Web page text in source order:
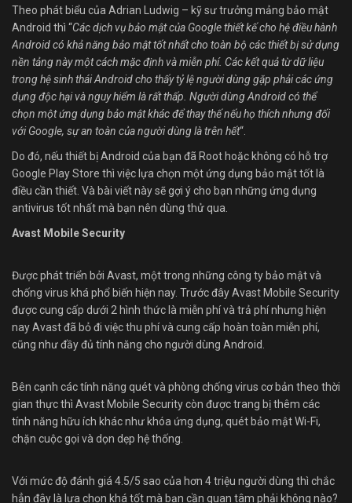
Theo phát biểu của Adrian Ludwig – kỹ sư trưởng mảng bảo mật
Android thì “Các dịch vụ bảo mật của Google thiết kế cho hệ điều hành
Android có khả năng bảo mật tốt nhất cho toàn bộ các thiết bị sử dụng
nền tảng này một cách mặc định và miễn phí. Các kết quả từ dữ liệu
trong hệ sinh thái Android cho thấy tỷ lệ người dùng gặp phải các ứng
dụng độc hại và nguy hiểm là rất thấp. Người dùng Android có thể
chọn một ứng dụng bảo mật khác để thay thế nếu họ thích nhưng đối
với Google, sự an toàn của người dùng là trên hết“.
Do đó, nếu thiết bị Android của bạn đã Root hoặc không có hỗ trợ
Google Play Store thì việc lựa chọn một ứng dụng bảo mật tốt là
điều cần thiết. Và bài viết này sẽ gợi ý cho bạn những ứng dụng
antivirus tốt nhất mà bạn nên dùng thử qua.
Avast Mobile Security
Được phát triển bởi Avast, một trong những công ty bảo mật và
chống virus khá phổ biến hiện nay. Trước đây Avast Mobile Security
được cung cấp dưới 2 hình thức là miễn phí và trả phí nhưng hiện
nay Avast đã bỏ đi việc thu phí và cung cấp hoàn toàn miễn phí,
cũng như đầy đủ tính năng cho người dùng Android.
Bên cạnh các tính năng quét và phòng chống virus cơ bản theo thời
gian thực thì Avast Mobile Security còn được trang bị thêm các
tính năng hữu ích khác như khóa ứng dụng, quét bảo mật Wi-Fi,
chặn cuộc gọi và dọn dẹp hệ thống.
Với mức độ đánh giá 4.5/5 sao của hơn 4 triệu người dùng thì chắc
hẳn đây là lựa chọn khá tốt mà bạn cần quan tâm phải không nào?